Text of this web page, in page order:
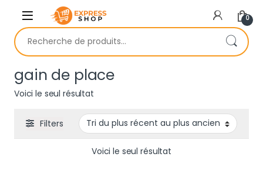
Skip to navigation
Skip to content
0
Recherche pour :
gain de place
Voici le seul résultat
Filters
Voici le seul résultat